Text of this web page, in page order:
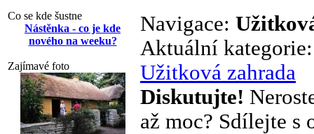
Co se kde šustne
Nástěnka - co je kde
nového na weeku?
Zajímavé foto
Navigace:
Aktuální
Užitková zahrada
Diskutujte!
až moc? Sdílejte s